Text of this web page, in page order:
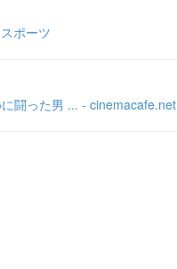
ポーツ
闘った男 ... - cinemacafe.net